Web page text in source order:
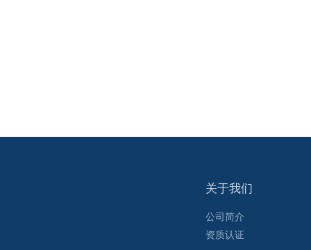
关于我们
公司简介
资质认证